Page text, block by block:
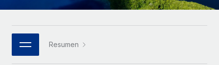
Funciones esenciales de RR. HH. integradas para tu
Conectar
Conecta cualquier herramienta de IA con Remote
ASOCIARSE
Socios tecnológicos estratégicos
Integra la gestión de los RR. HH. globales en tu
Biblioteca de descripciones de puestos
Webinarios
한국어
中文（简体）Resumen